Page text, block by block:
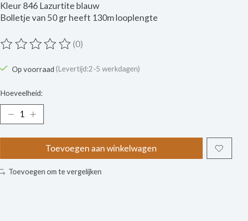
Kleur 846 Lazurtite blauw
Bolletje van 50 gr heeft 130m looplengte
De beoordeling van dit product is
(0)
Op voorraad (Levertijd:2-5 werkdagen)
Hoeveelheid:
Toevoegen aan winkelwagen
Toevoegen om te vergelijken